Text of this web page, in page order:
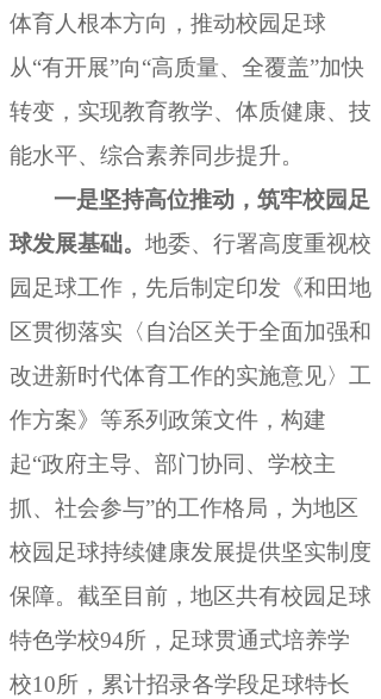
体育人根本方向 ， 推动校园足球
从“有开展”向“高质量、全覆盖”加快
转变，实现教育教学、体质健康、技
能水平、综合素养同步提升。
一是坚持高位推动 ，筑牢校园足
球发展基础。 地委、行署高度重视校
园足球工作 ， 先后制定印发《和田地
区贯彻落实〈自治区关于全面加强和
改进新时代体育工作的实施意见〉工
作方案》等系列政策文件，构建
起“政府主导、部门协同、学校主
抓、社会参与”的工作格局 ， 为地区
校园足球持续健康发展提供坚实制度
保障。截至目前 ， 地区共有校园足球
特色学校94所，足球贯通式培养学
校10所 ， 累计招录各学段足球特长